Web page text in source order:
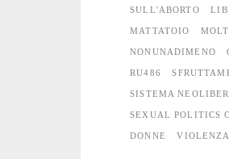
SULL'ABORTO
MATTATOIO
NONUNADIMENO
RU486
SISTEMA
SEXUAL POLITICS
DONNE